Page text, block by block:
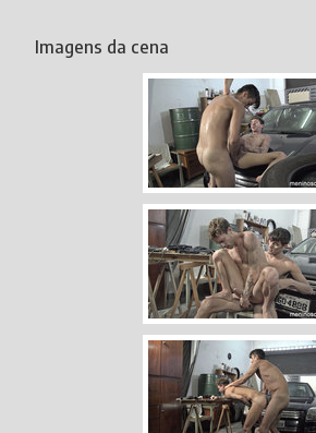
Imagens da cena